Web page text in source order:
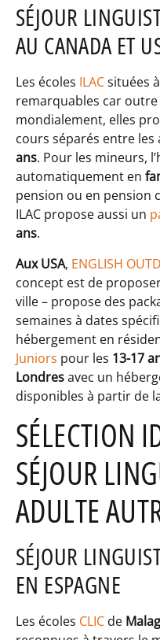
SÉJOUR
AU CANADA ET
Les écoles ILACsituées à
remarquables car
mondialement, elles
cours séparés entre les
ans. Pour les mineurs,
automatiquement en
pension ou en pension
ILAC propose aussi un
ans.
Aux USA, ENGLISH
concept est de
ville – propose des
semaines à dates
hébergement en
Juniors pour les 13-17
Londresavec un
disponibles à partir de
SÉLECTION
SÉJOUR
ADULTE
SÉJOUR
EN ESPAGNE
Les écoles CLIC de